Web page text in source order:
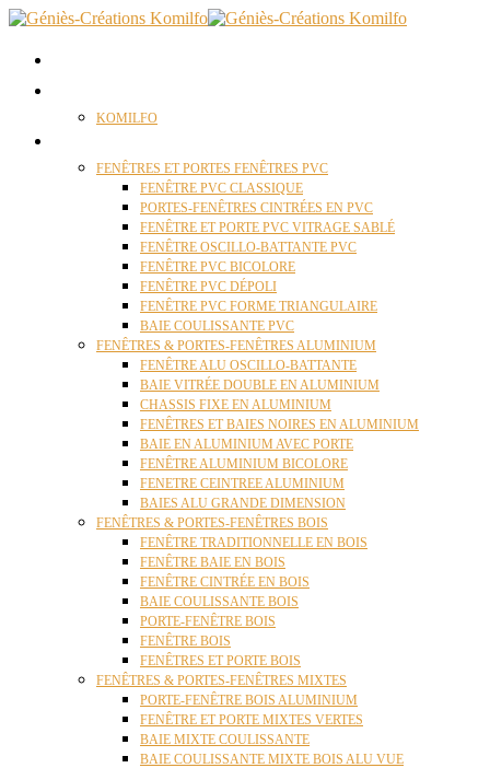
KOMILFO
FENÊTRES ET PORTES FENÊTRES PVC
FENÊTRE PVC CLASSIQUE
PORTES-FENÊTRES CINTRÉES EN PVC
FENÊTRE ET PORTE PVC VITRAGE SABLÉ
FENÊTRE OSCILLO-BATTANTE PVC
FENÊTRE PVC BICOLORE
FENÊTRE PVC DÉPOLI
FENÊTRE PVC FORME TRIANGULAIRE
BAIE COULISSANTE PVC
FENÊTRES & PORTES-FENÊTRES ALUMINIUM
FENÊTRE ALU OSCILLO-BATTANTE
BAIE VITRÉE DOUBLE EN ALUMINIUM
CHASSIS FIXE EN ALUMINIUM
FENÊTRES ET BAIES NOIRES EN ALUMINIUM
BAIE EN ALUMINIUM AVEC PORTE
FENÊTRE ALUMINIUM BICOLORE
FENETRE CEINTREE ALUMINIUM
BAIES ALU GRANDE DIMENSION
FENÊTRES & PORTES-FENÊTRES BOIS
FENÊTRE TRADITIONNELLE EN BOIS
FENÊTRE BAIE EN BOIS
FENÊTRE CINTRÉE EN BOIS
BAIE COULISSANTE BOIS
PORTE-FENÊTRE BOIS
FENÊTRE BOIS
FENÊTRES ET PORTE BOIS
FENÊTRES & PORTES-FENÊTRES MIXTES
PORTE-FENÊTRE BOIS ALUMINIUM
FENÊTRE ET PORTE MIXTES VERTES
BAIE MIXTE COULISSANTE
BAIE COULISSANTE MIXTE BOIS ALU VUE